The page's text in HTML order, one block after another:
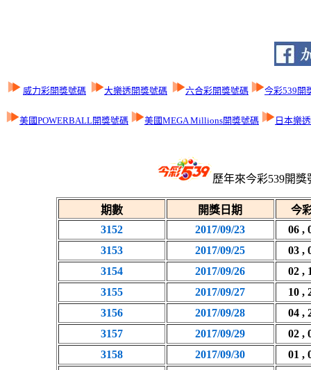
威力彩開獎號碼 大樂透開獎號碼 六合彩開獎號碼 今彩539開
美國POWERBALL開獎號碼 美國MEGA Millions開獎號碼 日本樂
歷年來今彩539開
期數 開獎日期
今
3152
2017/09/23
06 ,
3153
2017/09/25
03 ,
3154
2017/09/26
02 ,
3155
2017/09/27
10 ,
3156
2017/09/28
04 ,
3157
2017/09/29
02 ,
3158
2017/09/30
01 ,